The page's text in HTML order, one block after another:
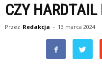
CZY HARDTAIL
Przez Redakcja - 13 marca 2024